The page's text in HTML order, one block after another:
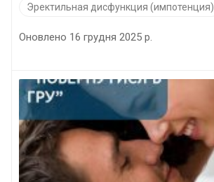
Эректильная дисфункция (импотенция)
Оновлено 16 грудня 2025 р.